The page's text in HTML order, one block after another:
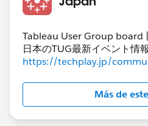
Tableau User Group board
日本のTUG最新イベント情
https://techplay.jp/
Más de